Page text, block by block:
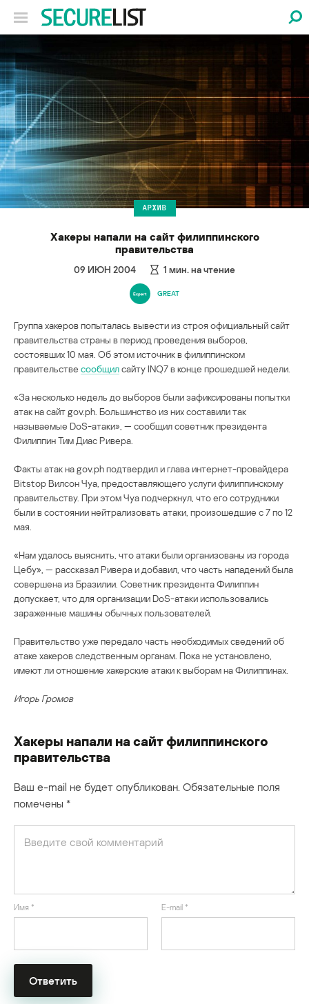
АРХИВ
Хакеры напали на сайт филиппинского
правительства
09 ИЮН 2004 1 мин. на чтение
GREAT
Группа хакеров попыталась вывести из строя официальный сайт
правительства страны в период проведения выборов,
состоявших 10 мая. Об этом источник в филиппинском
правительстве сообщилсайту INQ7 в конце прошедшей недели.
«За несколько недель до выборов были зафиксированы попытки
атак на сайт gov.ph. Большинство из них составили так
называемые DoS-атаки», — сообщил советник президента
Филиппин Тим Диас Ривера.
Факты атак на gov.ph подтвердил и глава интернет-провайдера
Bitstop Вилсон Чуа, предоставляющего услуги филиппинскому
правительству. При этом Чуа подчеркнул, что его сотрудники
были в состоянии нейтрализовать атаки, произошедшие с 7 по 12
мая.
«Нам удалось выяснить, что атаки были организованы из города
Цебу», — рассказал Ривера и добавил, что часть нападений была
совершена из Бразилии. Советник президента Филиппин
допускает, что для организации DoS-атаки использовались
зараженные машины обычных пользователей.
Правительство уже передало часть необходимых сведений об
атаке хакеров следственным органам. Пока не установлено,
имеют ли отношение хакерские атаки к выборам на Филиппинах.
Игорь Громов
Хакеры напали на сайт филиппинского
правительства
Ваш e-mail не будет опубликован. Обязательные поля
помечены *
Имя * E-mail *